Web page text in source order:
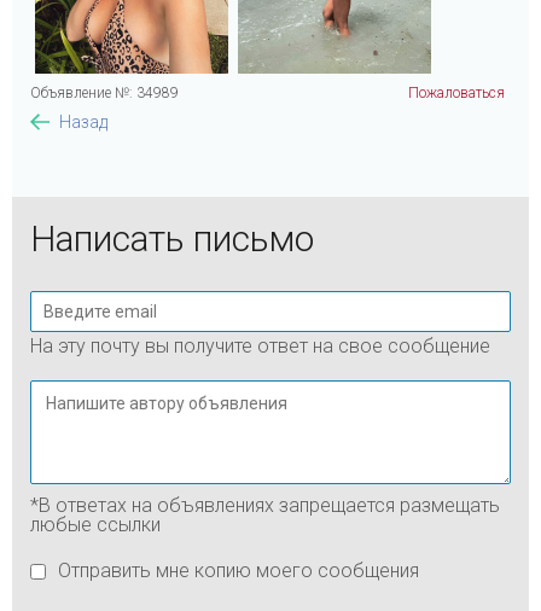
Объявление №: 34989 Пожаловаться
Назад
Написать письмо
На эту почту вы получите ответ на свое сообщение
*В ответах на объявлениях запрещается размещать
любые ссылки
Отправить мне копию моего сообщения